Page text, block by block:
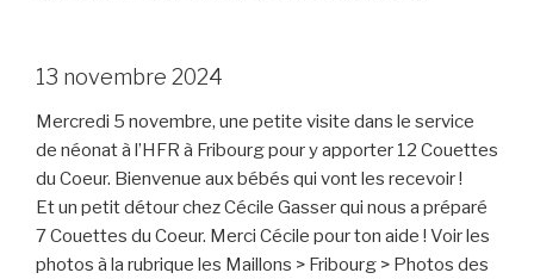
13 novembre 2024
Mercredi 5 novembre, une petite visite dans le service
de néonat à l’HFR à Fribourg pour y apporter 12 Couettes
du Coeur. Bienvenue aux bébés qui vont les recevoir !
Et un petit détour chez Cécile Gasser qui nous a préparé
7 Couettes du Coeur. Merci Cécile pour ton aide ! Voir les
photos à la rubrique les Maillons > Fribourg > Photos des